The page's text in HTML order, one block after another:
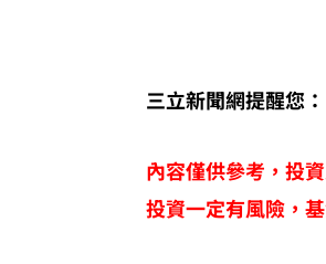
三立新聞網提醒您：
內容僅供參考，投
投資一定有風險，